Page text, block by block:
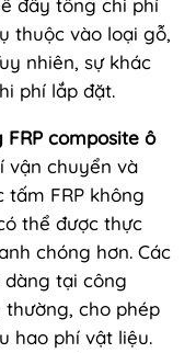
đẩy tổng chi phí
thuộc vào loại gỗ,
nhiên, sự khác
phí lắp đặt.
composite ô
vận chuyển và
tấm FRP không
thể được thực
chóng hơn. Các
dàng tại công
cho phép
hao phí vật liệu.